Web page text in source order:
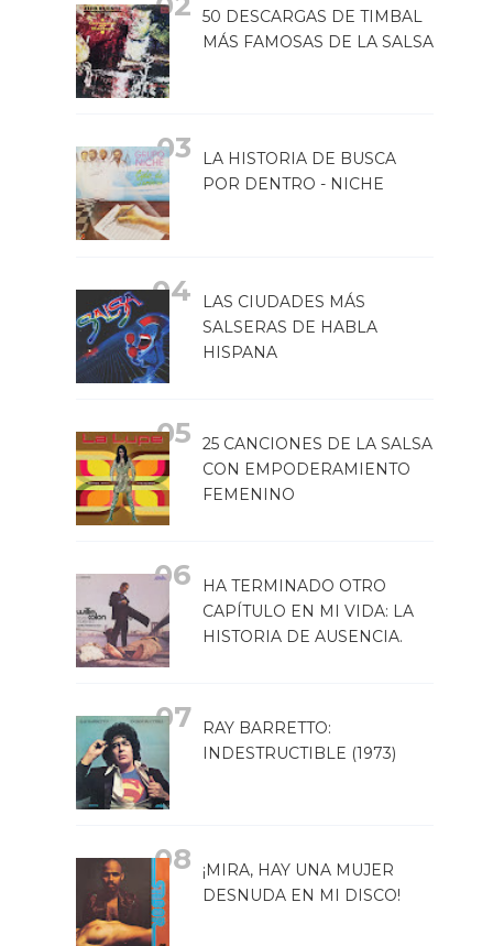
50 DESCARGAS DE TIMBAL
MÁS FAMOSAS DE LA SALSA
LA HISTORIA DE BUSCA
POR DENTRO - NICHE
LAS CIUDADES MÁS
SALSERAS DE HABLA
HISPANA
25 CANCIONES DE LA SALSA
CON EMPODERAMIENTO
FEMENINO
HA TERMINADO OTRO
CAPÍTULO EN MI VIDA: LA
HISTORIA DE AUSENCIA.
RAY BARRETTO:
INDESTRUCTIBLE (1973)
¡MIRA, HAY UNA MUJER
DESNUDA EN MI DISCO!